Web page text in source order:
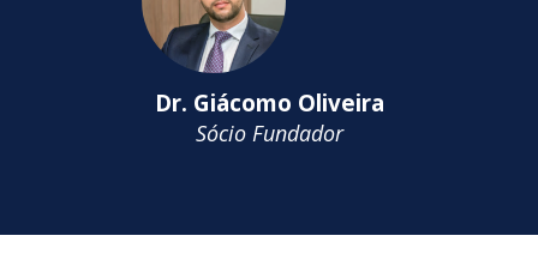
Dr. Giácomo Oliveira
Sócio Fundador